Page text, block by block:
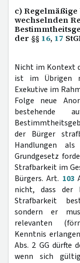
c)
wechselnden
der §§ 16, 17
Nicht im Kontext
ist im Übrigen
Exekutive im
Folge neue
bestehende
der Bürger
Handlungen
Grundgesetz
Strafbarkeit im
Bürgers. Art. 103
nicht, dass der
Strafbarkeit
sondern er
relevanten
Kenntnis
Abs. 2 GG dürfte
wenn sich